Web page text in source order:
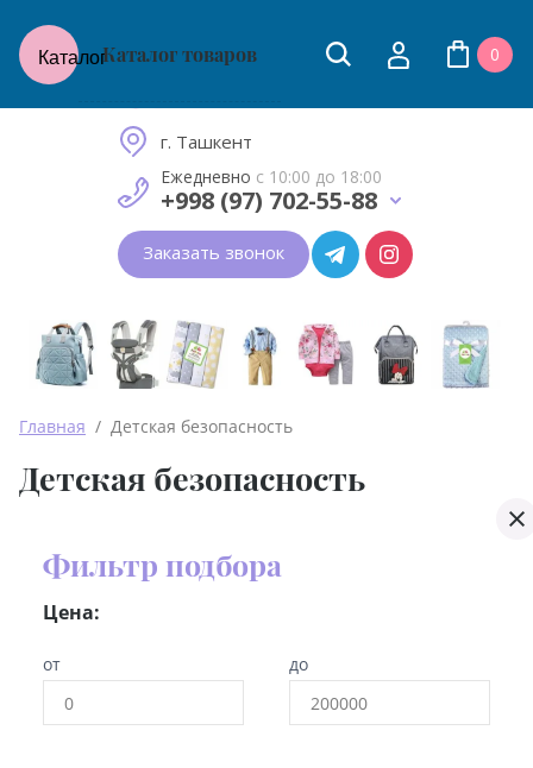
КаталогКаталог товаров
0
Товары для молодых мам
г. Ташкент
Ежедневно с 10:00 до 18:00
+998 (97) 702-55-88
Заказать звонок
Главная
  /  Детская безопасность
Детская безопасность
Фильтр подбора
Цена:
от до